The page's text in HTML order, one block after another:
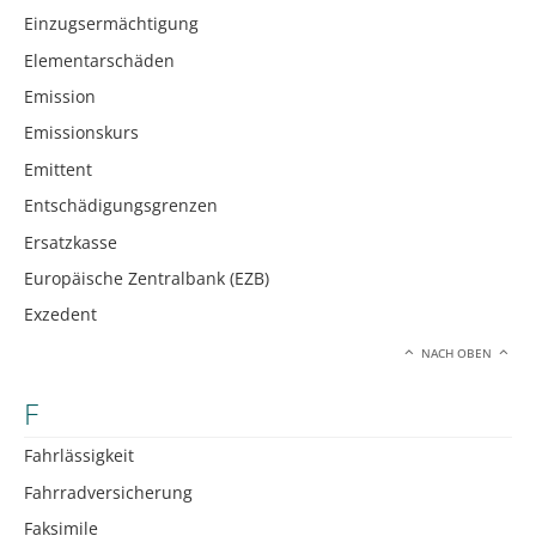
Einzugsermächtigung
Elementarschäden
Emission
Emissionskurs
Emittent
Entschädigungsgrenzen
Ersatzkasse
Europäische Zentralbank (EZB)
Exzedent
NACH OBEN
F
Fahrlässigkeit
Fahrradversicherung
Faksimile